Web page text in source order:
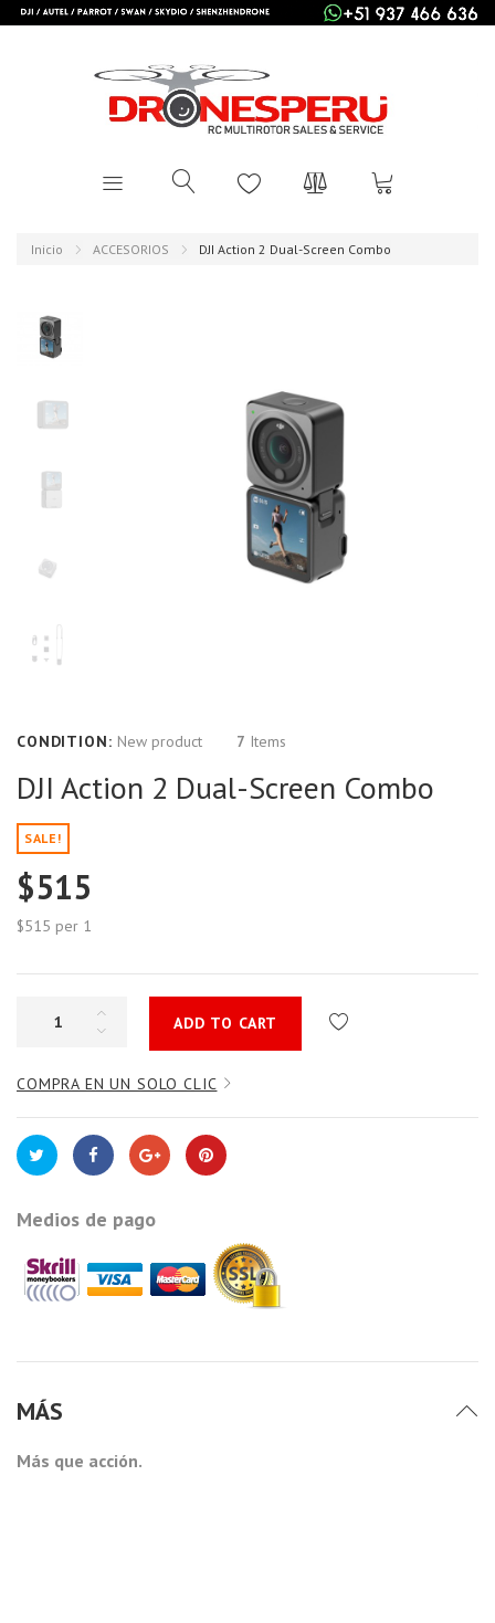
Inicio ACCESORIOS DJI Action 2 Dual-Screen Combo
CONDITION: New product 7 Items
DJI Action 2 Dual-Screen Combo
SALE!
$515
$515 per 1
ADD TO CART
COMPRA EN UN SOLO CLIC
Medios de pago
MÁS
Más que acción.